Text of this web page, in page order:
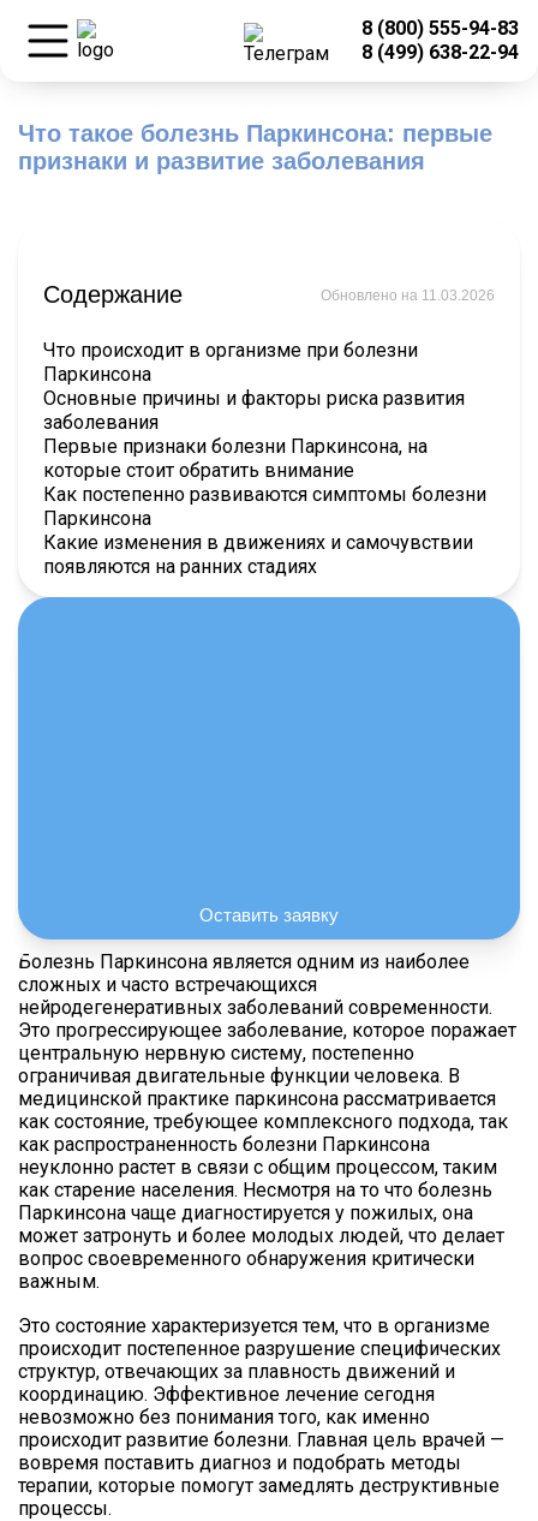
зависимостей
людьми
8 (800) 555-94-83
8 (499) 638-22-94
Что такое болезнь Паркинсона: первые
признаки и развитие заболевания
Содержание Обновлено на 11.03.2026
Что происходит в организме при болезни
Паркинсона
Основные причины и факторы риска развития
заболевания
Первые признаки болезни Паркинсона, на
которые стоит обратить внимание
Как постепенно развиваются симптомы болезни
Паркинсона
Какие изменения в движениях и самочувствии
появляются на ранних стадиях
Оставить заявку
Болезнь Паркинсона является одним из наиболее
сложных и часто встречающихся
нейродегенеративных заболеваний современности.
Это прогрессирующее заболевание, которое поражает
центральную нервную систему, постепенно
ограничивая двигательные функции человека. В
медицинской практике паркинсона рассматривается
как состояние, требующее комплексного подхода, так
как распространенность болезни Паркинсона
неуклонно растет в связи с общим процессом, таким
как старение населения. Несмотря на то что болезнь
Паркинсона чаще диагностируется у пожилых, она
может затронуть и более молодых людей, что делает
вопрос своевременного обнаружения критически
важным.
Это состояние характеризуется тем, что в организме
происходит постепенное разрушение специфических
структур, отвечающих за плавность движений и
координацию. Эффективное лечение сегодня
невозможно без понимания того, как именно
происходит развитие болезни. Главная цель врачей —
вовремя поставить диагноз и подобрать методы
терапии, которые помогут замедлять деструктивные
процессы.